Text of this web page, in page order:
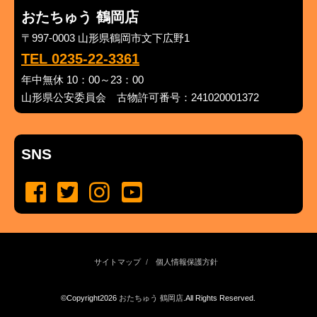
おたちゅう 鶴岡店
〒997-0003 山形県鶴岡市文下広野1
TEL 0235-22-3361
年中無休 10：00～23：00
山形県公安委員会 古物許可番号：241020001372
SNS
サイトマップ 個人情報保護方針
©Copyright2026 おたちゅう 鶴岡店 .All Rights Reserved.